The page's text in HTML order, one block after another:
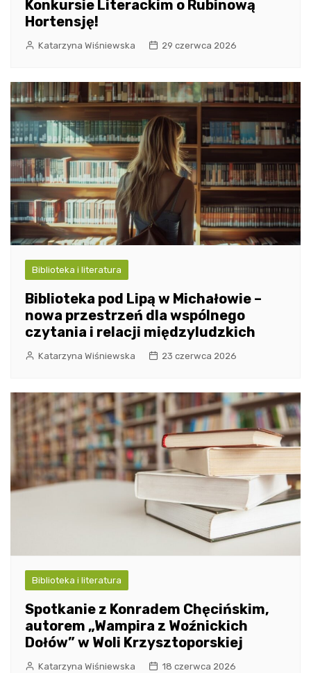
Konkursie Literackim o Rubinową
Hortensję!
Katarzyna Wiśniewska 29 czerwca 2026
Biblioteka i literatura
Biblioteka pod Lipą w Michałowie –
nowa przestrzeń dla wspólnego
czytania i relacji międzyludzkich
Katarzyna Wiśniewska 23 czerwca 2026
Biblioteka i literatura
Spotkanie z Konradem Chęcińskim,
autorem „Wampira z Woźnickich
Dołów” w Woli Krzysztoporskiej
Katarzyna Wiśniewska 18 czerwca 2026